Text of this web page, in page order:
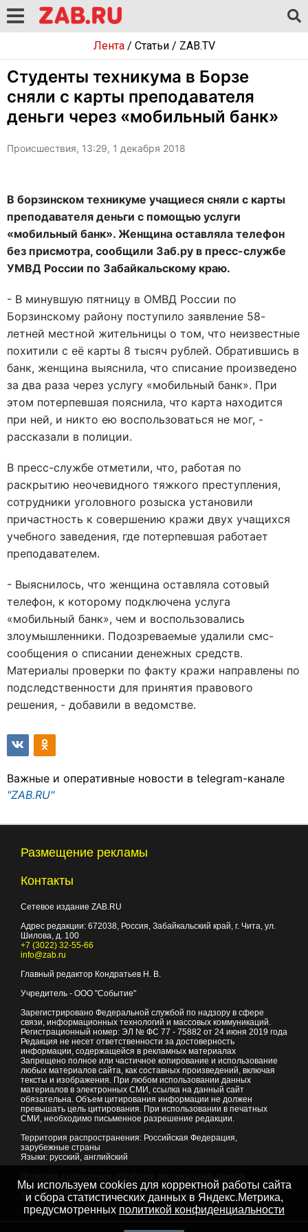
Лента/ Статьи/ ZAB.TV
Студенты техникума в Борзе
сняли с карты преподавателя
деньги через «мобильный банк»
Происшествия, 13:29, 1 декабря 2018
В борзинском техникуме учащиеся сняли с карты
преподавателя деньги с помощью услуги
«мобильный банк». Женщина оставляла телефон
без присмотра, сообщили Заб.ру в пресс-службе
УМВД России по Забайкальскому краю.
- В минувшую пятницу в ОМВД России по
Борзинскому району поступило заявление 58-
летней местной жительницы о том, что неизвестные
похитили с её карты 8 тысяч рублей. Обратившись в
банк, женщина выяснила, что списание произведено
за два раза через услугу «мобильный банк». При
этом потерпевшая пояснила, что карта находится
при ней, и никто ею воспользоваться не мог, -
рассказали в полиции.
В пресс-службе отметили, что, работая по
раскрытию неочевидного тяжкого преступления,
сотрудники уголовного розыска установили
причастность к совершению кражи двух учащихся
учебного заведения, где потерпевшая работает
преподавателем.
- Выяснилось, что женщина оставляла сотовый
телефон, к которому подключена услуга
«мобильный банк», чем и воспользовались
злоумышленники. Подозреваемые удалили смс-
сообщения о списании денежных средств.
Материалы проверки по факту кражи направлены по
подследственности для принятия правового
решения, - добавили в ведомстве.
Важные и оперативные новости в telegram-канале
"ZAB.RU"
Размещение рекламы
Контакты
Сетевое издание ZAB.RU
Адрес редакции: 672038, Россия, Забайкальский край, г. Чита, ул.
Шилова, д. 100
+7 (3022) 32-55-66
info@zab.ru
Главный редактор Кондратьев Н. В.
Учредитель - ООО "Событие"
Зарегистрировано Федеральной службой по надзору в сфере
связи, информационных технологий и массовых коммуникаций.
Регистрационный номер: ЭЛ № ФС 77 - 75882 от 24 июня 2019 года
Редакция не несет ответственности за достоверность
информации, содержащейся в рекламных материалах
Запрещено полное или частичное копирование и использование
любых материалов сайта, как составных произведений, включая
тексты и изображения. При любом использовании данных
материалов в электронных СМИ, ссылка на данный сайт
обязательна. Объем цитирования информации не должен
превышать цель цитирования. При использовании в печатных
СМИ, необходимо письменное разрешение редакции.
Территория распространения: Российская Федерация,
зарубежные страны
Языки: русский, английский
© 2007 - 2026Портал Читы и Забайкальского края
Мы используем cookies для корректной работы сайта
и сбора статистических данных в Яндекс.Метрика,
предусмотренных политикой конфиденциальности